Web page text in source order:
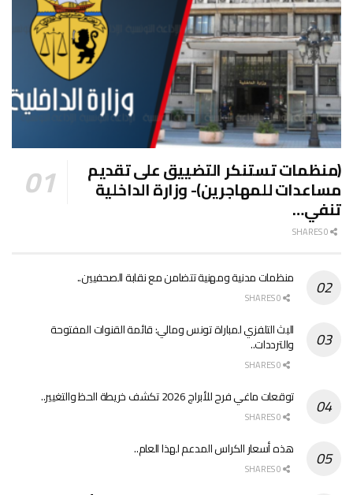
(منظمات تستنكر التضييق على تقديم
مساعدات للمهاجرين)- وزارة الداخلية
تنفي…
منظمات مدنية ومهنية تتضامن مع نقابة الصحفيين..
البث التلفزي لمباراة تونس ومالي: قائمة القنوات المفتوحة
والترددات..
توقعات ماغي فرح للأبراج 2026 تكشف خريطة الحظ والتغيير..
هذه أسعار الكراس المدعم لهذا العام..